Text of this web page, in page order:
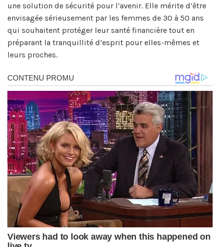
une solution de sécurité pour l’avenir. Elle mérite d’être
envisagée sérieusement par les femmes de 30 à 50 ans
qui souhaitent protéger leur santé financière tout en
préparant la tranquillité d’esprit pour elles-mêmes et
leurs proches.